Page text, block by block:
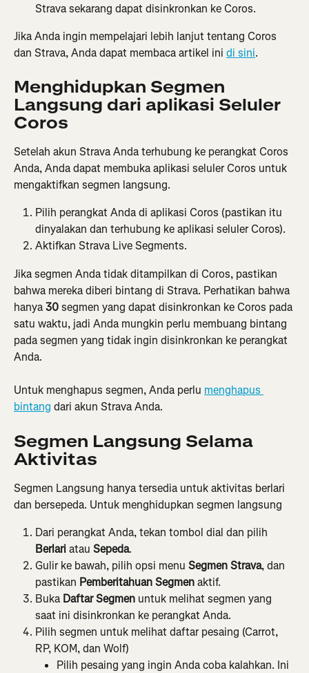
Strava sekarang dapat disinkronkan ke Coros.
Jika Anda ingin mempelajari lebih lanjut tentang Coros
dan Strava, Anda dapat membaca artikel ini di sini.
Menghidupkan Segmen
Langsung dari aplikasi Seluler
Coros
Setelah akun Strava Anda terhubung ke perangkat Coros
Anda, Anda dapat membuka aplikasi seluler Coros untuk
mengaktifkan segmen langsung.
Pilih perangkat Anda di aplikasi Coros (pastikan itu
dinyalakan dan terhubung ke aplikasi seluler Coros).
Aktifkan Strava Live Segments.
Jika segmen Anda tidak ditampilkan di Coros, pastikan
bahwa mereka diberi bintang di Strava. Perhatikan bahwa
hanya 30 segmen yang dapat disinkronkan ke Coros pada
satu waktu, jadi Anda mungkin perlu membuang bintang
pada segmen yang tidak ingin disinkronkan ke perangkat
Anda.
Untuk menghapus segmen, Anda perlu menghapus
bintang dari akun Strava Anda.
Segmen Langsung Selama
Aktivitas
Segmen Langsung hanya tersedia untuk aktivitas berlari
dan bersepeda. Untuk menghidupkan segmen langsung
Dari perangkat Anda, tekan tombol dial dan pilih
Berlari atau Sepeda.
Gulir ke bawah, pilih opsi menu Segmen Strava, dan
pastikan Pemberitahuan Segmen aktif.
Buka Daftar Segmen untuk melihat segmen yang
saat ini disinkronkan ke perangkat Anda.
Pilih segmen untuk melihat daftar pesaing (Carrot,
RP, KOM, dan Wolf)
Pilih pesaing yang ingin Anda coba kalahkan. Ini